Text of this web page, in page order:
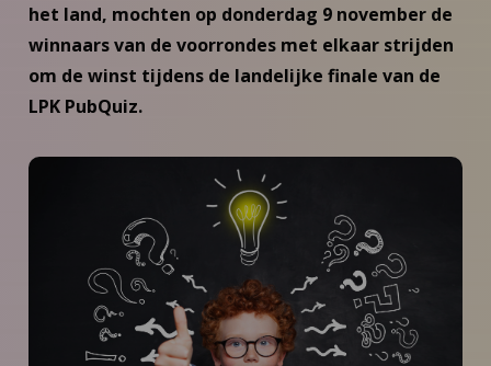
het land, mochten op donderdag 9 november de
winnaars van de voorrondes met elkaar strijden
om de winst tijdens de landelijke finale van de
LPK PubQuiz.